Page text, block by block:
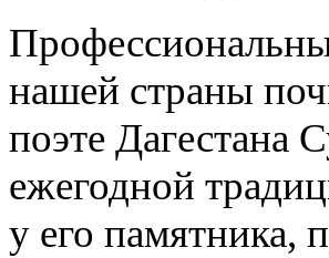
нашей страны
поэте Дагестана
ежегодной
у его памятника,